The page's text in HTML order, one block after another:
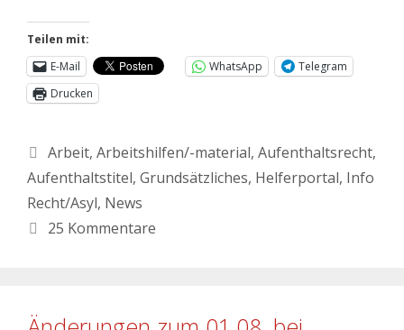
Teilen mit:
E-Mail
WhatsApp
Telegram
Drucken
Arbeit, Arbeitshilfen/-material, Aufenthaltsrecht,
Aufenthaltstitel, Grundsätzliches, Helferportal, Info
Recht/Asyl, News
25 Kommentare